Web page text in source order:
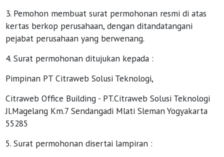
3. Pemohon membuat surat permohonan resmi di atas
kertas berkop perusahaan, dengan ditandatangani
pejabat perusahaan yang berwenang.
4. Surat permohonan ditujukan kepada :
Pimpinan PT Citraweb Solusi Teknologi,
Citraweb Office Building - PT.Citraweb Solusi Teknologi
Jl.Magelang Km.7 Sendangadi Mlati Sleman Yogyakarta
55285
5. Surat permohonan disertai lampiran :